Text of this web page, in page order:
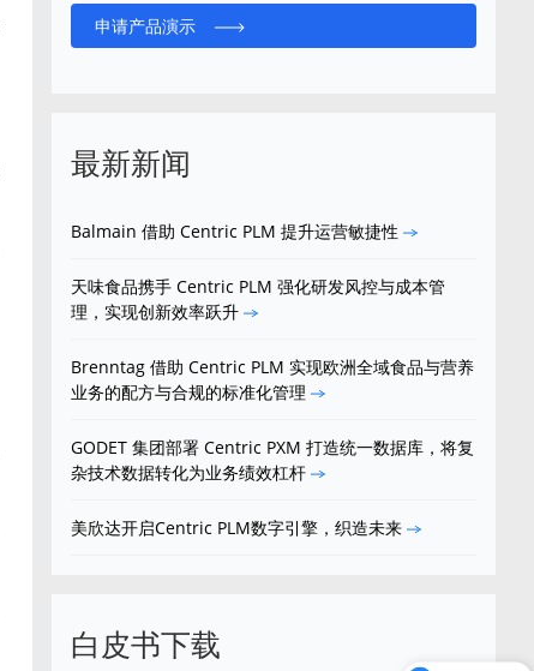
申请产品演示
最新新闻
Balmain 借助 Centric PLM 提升运营敏捷性
天味食品携手 Centric PLM 强化研发风控与成本管
理，实现创新效率跃升
Brenntag 借助 Centric PLM 实现欧洲全域食品与营养
业务的配方与合规的标准化管理
GODET 集团部署 Centric PXM 打造统一数据库，将复
杂技术数据转化为业务绩效杠杆
美欣达开启Centric PLM数字引擎，织造未来
白皮书下载